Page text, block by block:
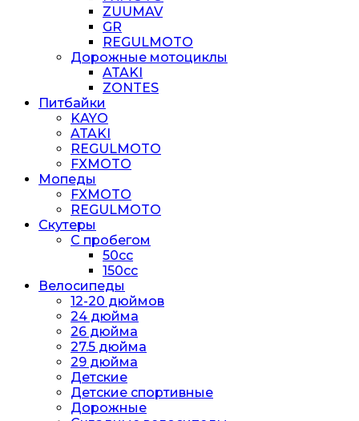
ZUUMAV
GR
REGULMOTO
Дорожные мотоциклы
ATAKI
ZONTES
Питбайки
KAYO
ATAKI
REGULMOTO
FXMOTO
Мопеды
FXMOTO
REGULMOTO
Скутеры
С пробегом
50cc
150cc
Велосипеды
12-20 дюймов
24 дюйма
26 дюйма
27.5 дюйма
29 дюйма
Детские
Детские спортивные
Дорожные